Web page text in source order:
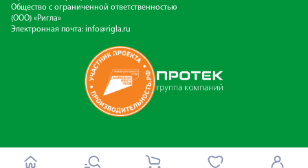
Общество с ограниченной ответственностью
(ООО) «Ригла»
Электронная почта: info@rigla.ru